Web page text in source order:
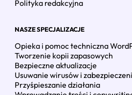
Polityka redakcyjna
NASZE SPECJALIZACJE
Opieka i pomoc techniczna
Tworzenie kopii zapasowych
Bezpieczne aktualizacje
Usuwanie wirusów i
Przyśpieszanie działania